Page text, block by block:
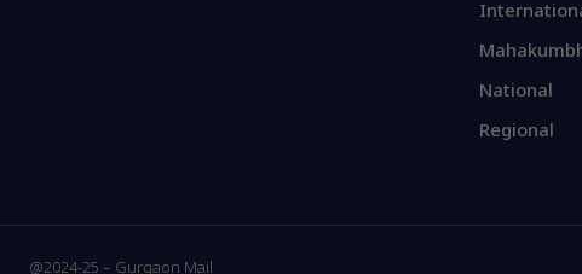
National
Regional
@2024-25 – Gurgaon Mail